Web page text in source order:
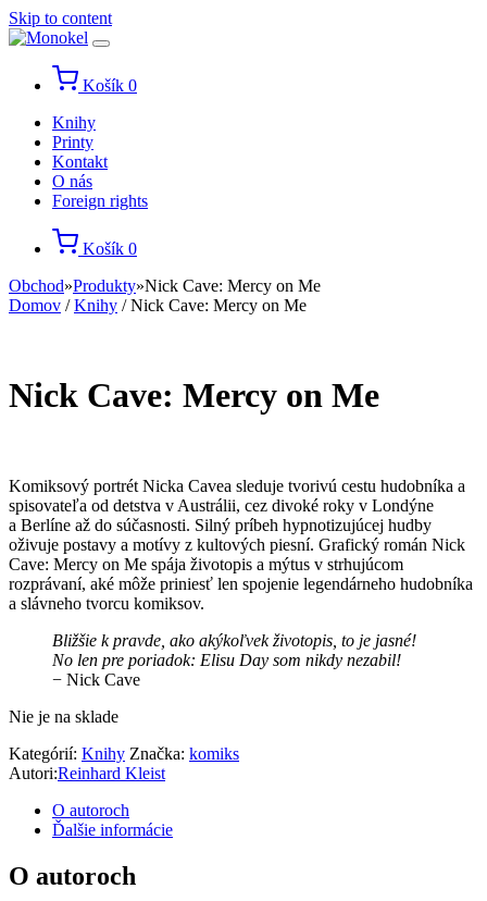
Skip to content
Košík 0
Knihy
Printy
Kontakt
O nás
Foreign rights
Košík 0
Obchod»Produkty»Nick Cave: Mercy on Me
Domov /Knihy / Nick Cave: Mercy on Me
Nick Cave: Mercy on Me
Komiksový portrét Nicka Cavea sleduje tvorivú cestu hudobníka a
spisovateľa od detstva v Austrálii, cez divoké roky v Londýne
a Berlíne až do súčasnosti. Silný príbeh hypnotizujúcej hudby
oživuje postavy a motívy z kultových piesní. Grafický román Nick
Cave: Mercy on Me spája životopis a mýtus v strhujúcom
rozprávaní, aké môže priniesť len spojenie legendárneho hudobníka
a slávneho tvorcu komiksov.
Bližšie k pravde, ako akýkoľvek životopis, to je jasné!
No len pre poriadok: Elisu Day som nikdy nezabil!
− Nick Cave
Nie je na sklade
Kategórií: Knihy Značka: komiks
Autori:Reinhard Kleist
O autoroch
Ďalšie informácie
O autoroch